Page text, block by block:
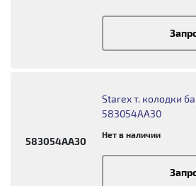
583054AA30
Starex т. колодки
583054AA30
Нет в наличии